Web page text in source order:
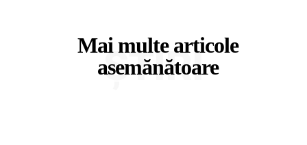
Mai multe articole
asemănătoare
ȘTIRI